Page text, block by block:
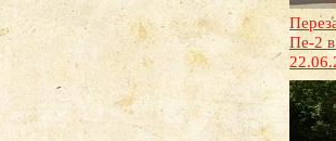
Пе-2